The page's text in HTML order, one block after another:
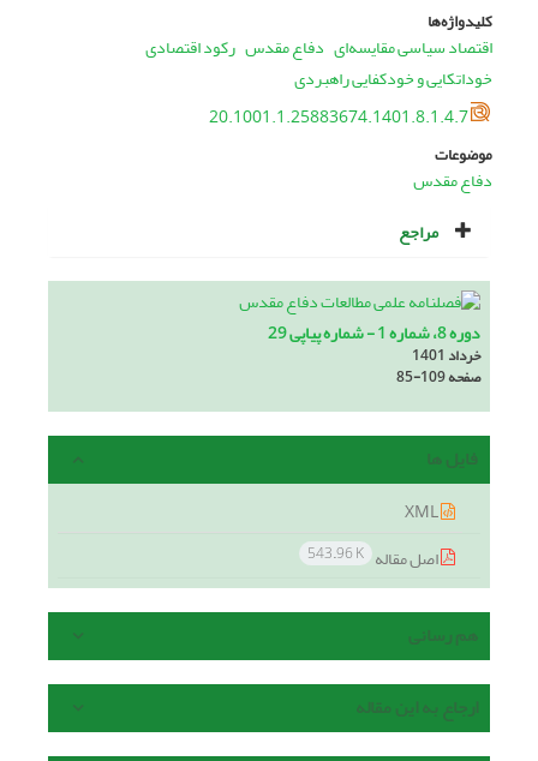
کلیدواژه‌ها
اقتصاد سیاسی مقایسه‌ای دفاع مقدس رکود اقتصادی
خوداتکایی و خودکفایی راهبردی
20.1001.1.25883674.1401.8.1.4.7
موضوعات
دفاع مقدس
مراجع
دوره 8، شماره 1 - شماره پیاپی 29
خرداد 1401
صفحه85-109
فایل ها
اصل مقاله 543.96 K
هم رسانی
ارجاع به این مقاله